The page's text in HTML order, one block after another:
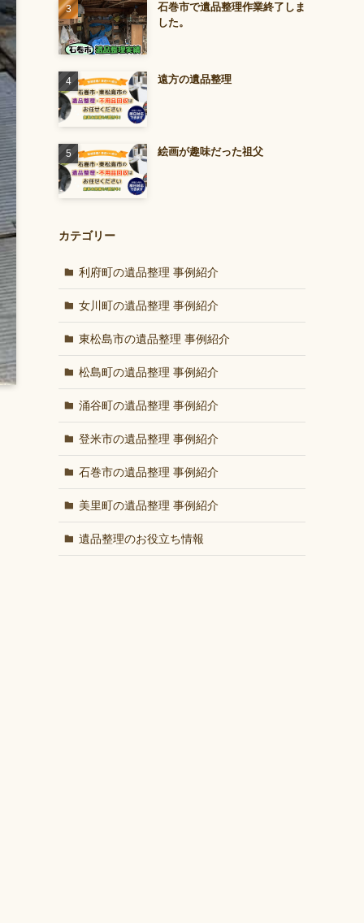
石巻市で遺品整理作業終了しま
した。
遠方の遺品整理
絵画が趣味だった祖父
カテゴリー
利府町の遺品整理 事例紹介
女川町の遺品整理 事例紹介
東松島市の遺品整理 事例紹介
松島町の遺品整理 事例紹介
涌谷町の遺品整理 事例紹介
登米市の遺品整理 事例紹介
石巻市の遺品整理 事例紹介
美里町の遺品整理 事例紹介
遺品整理のお役立ち情報